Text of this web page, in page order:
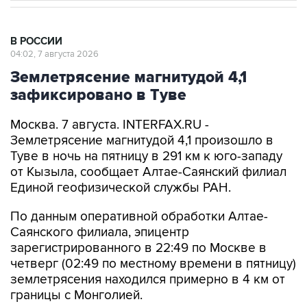
В РОССИИ
04:02, 7 августа 2026
Землетрясение магнитудой 4,1
зафиксировано в Туве
Москва. 7 августа. INTERFAX.RU -
Землетрясение магнитудой 4,1 произошло в
Туве в ночь на пятницу в 291 км к юго-западу
от Кызыла, сообщает Алтае-Саянский филиал
Единой геофизической службы РАН.
По данным оперативной обработки Алтае-
Саянского филиала, эпицентр
зарегистрированного в 22:49 по Москве в
четверг (02:49 по местному времени в пятницу)
землетрясения находился примерно в 4 км от
границы с Монголией.